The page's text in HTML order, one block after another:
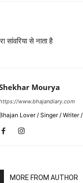
सांवरिया से नाता है
Mourya
www.bhajandiary.com
Bhajan Lover / Singer / Writer
MORE FROM AUTHOR